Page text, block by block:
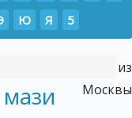
- Туры во Вьетнам из
Москвы
Ю Я 5